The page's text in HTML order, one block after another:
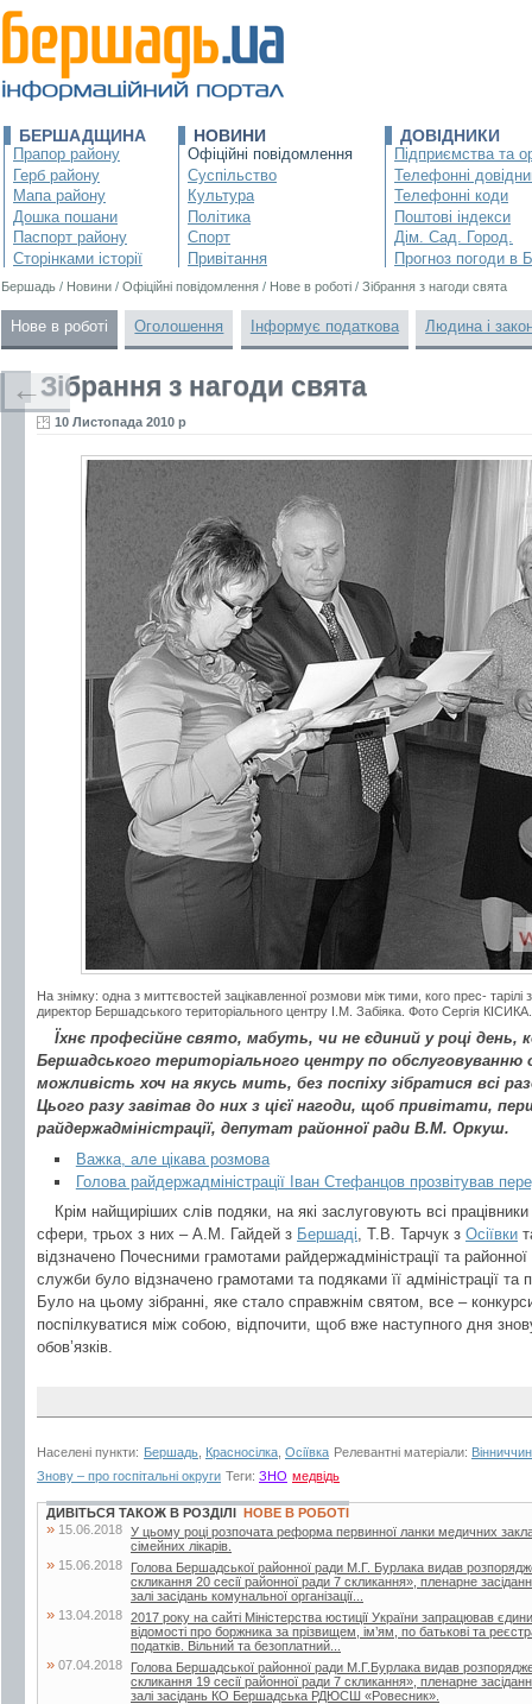
БЕРШАДЩИНА
Прапор району
Герб району
Мапа району
Дошка пошани
Паспорт району
Сторінками історії
НОВИНИ
Офіційні повідомлення
Суспільство
Культура
Політика
Спорт
Привітання
ДОВІДНИКИ
Підприємства та
Телефонні
Телефонні коди
Поштові індекси
Дім. Сад. Город.
Прогноз погоди в
Бершадь / Новини / Офіційні повідомлення / Нове в роботі / Зібрання з нагоди свята
Нове в роботі Оголошення Інформує податкова Людина і
Зібрання з нагоди свята
10 Листопада 2010 р
На знімку: одна з миттєвостей зацікавленної розмови між тими, кого прес-
директор Бершадського територіального центру І.М. Забіяка. Фото Сергія КІСИКА.
Їхнє професійне свято, мабуть, чи не єдиний у році день,
Бершадського територіального центру по
можливість хоч на якусь мить, без поспіху зібратися всі
Цього разу завітав до них з цієї нагоди, щоб привітати,
райдержадміністрації, депутат районної ради В.М. Оркуш.
Важка, але цікава розмова
Голова райдержадміністрації Іван Стефанцов прозвітував
Крім найщиріших слів подяки, на які заслуговують всі працівники
сфери, трьох з них – А.М. Гайдей з Бершаді, Т.В. Тарчук з Осіївки
відзначено Почесними грамотами райдержадміністрації та
служби було відзначено грамотами та подяками її адміністрації та
Було на цьому зібранні, яке стало справжнім святом, все –
поспілкуватися між собою, відпочити, щоб вже наступного дня
обов’язків.
Населені пункти: Бершадь Красносілка Осіївка Релевантні матеріали:
Знову – про госпітальні округи Теги: ЗНО медвідь
←
ДИВІТЬСЯ ТАКОЖ В РОЗДІЛІ НОВЕ В РОБОТІ
» 15.06.2018 У цьому році розпочата реформа первинної ланки медичних
сімейних лікарів.
» 15.06.2018
Голова Бершадської районної ради М.Г. Бурлака видав
скликання 20 сесії районної ради 7 скликання», пленарне
залі засідань комунальної організації...
» 13.04.2018 2017 року на сайті Міністерства юстиції України запрацював
відомості про боржника за прізвищем, ім’ям, по батькові та
податків. Вільний та безоплатний...
» 07.04.2018
Голова Бершадської районної ради М.Г.Бурлака видав
скликання 19 сесії районної ради 7 скликання», пленарне
залі засідань КО Бершадська РДЮСШ «Ровесник».